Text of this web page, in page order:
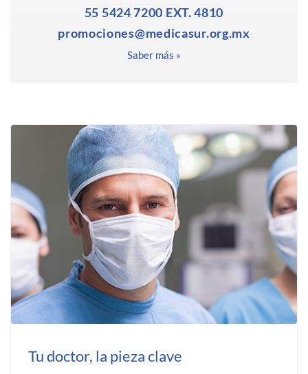
55 5424 7200 EXT. 4810
promociones@medicasur.org.mx
Saber más »
Tu doctor, la pieza clave